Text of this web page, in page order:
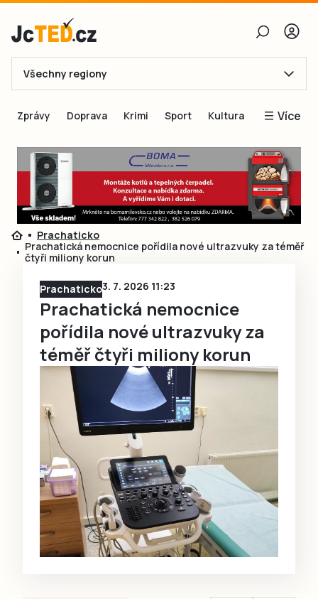
E-mail
Obnovit heslo
Přihlásit se
Přihlásit se přes Facebook
Ještě nemám účet, chci se
Všechny regiony
Zprávy Doprava Krimi Sport Kultura Více
Blogy
Inspirace
Čtenáři píší
Speciální přílohy
Prachaticko
Prachatická nemocnice pořídila nové ultrazvuky za téměř
čtyři miliony korun
Prachaticko3. 7. 2026 11:23
Prachatická nemocnice
pořídila nové ultrazvuky za
téměř čtyři miliony korun